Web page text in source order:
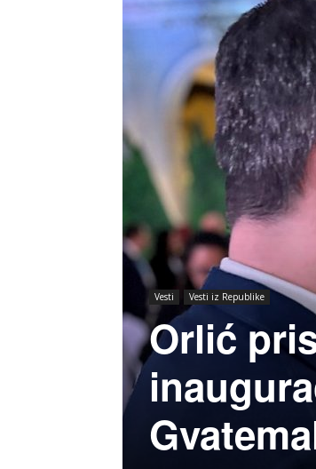
Vesti Vesti iz Republike
Orlić